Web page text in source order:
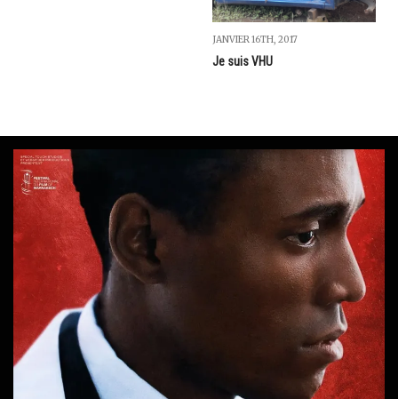
JANVIER 16TH, 2017
Je suis VHU